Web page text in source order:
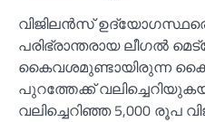
വിജിലൻസ്
പരിഭ്രാന്തരായ ലീഗല്‍
കൈവശമുണ്ടായിരുന്ന
പുറത്തേക്ക്
വലിച്ചെറിഞ്ഞ 5,000 രൂപ